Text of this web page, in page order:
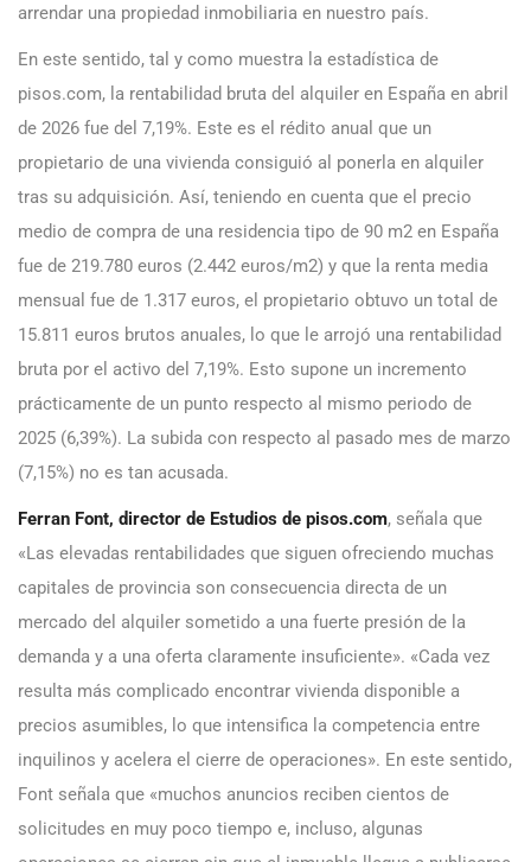
arrendar una propiedad inmobiliaria en nuestro país.
En este sentido, tal y como muestra la estadística de
pisos.com, la rentabilidad bruta del alquiler en España en abril
de 2026 fue del 7,19%. Este es el rédito anual que un
propietario de una vivienda consiguió al ponerla en alquiler
tras su adquisición. Así, teniendo en cuenta que el precio
medio de compra de una residencia tipo de 90 m2 en España
fue de 219.780 euros (2.442 euros/m2) y que la renta media
mensual fue de 1.317 euros, el propietario obtuvo un total de
15.811 euros brutos anuales, lo que le arrojó una rentabilidad
bruta por el activo del 7,19%. Esto supone un incremento
prácticamente de un punto respecto al mismo periodo de
2025 (6,39%). La subida con respecto al pasado mes de marzo
(7,15%) no es tan acusada.
Ferran Font, director de Estudios de pisos.com, señala que
«Las elevadas rentabilidades que siguen ofreciendo muchas
capitales de provincia son consecuencia directa de un
mercado del alquiler sometido a una fuerte presión de la
demanda y a una oferta claramente insuficiente». «Cada vez
resulta más complicado encontrar vivienda disponible a
precios asumibles, lo que intensifica la competencia entre
inquilinos y acelera el cierre de operaciones». En este sentido,
Font señala que «muchos anuncios reciben cientos de
solicitudes en muy poco tiempo e, incluso, algunas